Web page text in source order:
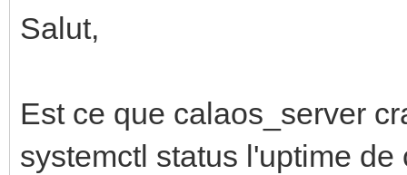
Salut,
Est ce que calaos_server
systemctl status l'uptime